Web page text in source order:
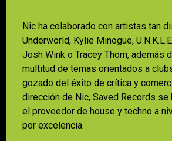
Nic ha colaborado con artistas tan
Underworld, Kylie Minogue,
Josh Wink o Tracey Thorn, además
multitud de temas orientados a
gozado del éxito de crítica y
dirección de Nic, Saved Records se
el proveedor de house y techno a
por excelencia.